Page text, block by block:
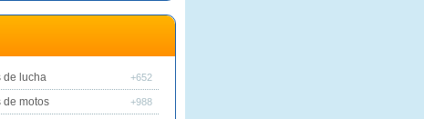
de lucha +652
de motos +988